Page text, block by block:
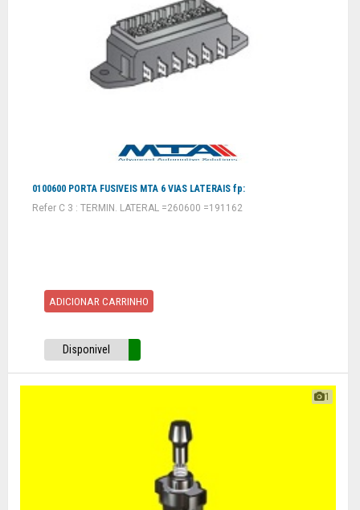
0100600 PORTA FUSIVEIS MTA 6 VIAS LATERAIS fp:
Refer C 3 : TERMIN. LATERAL =260600 =191162
ADICIONAR CARRINHO
Disponivel
1